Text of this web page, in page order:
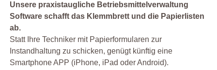
Unsere praxistaugliche Betriebsmittelverwaltung
Software schafft das Klemmbrett und die Papierlisten
ab.
Statt Ihre Techniker mit Papierformularen zur
Instandhaltung zu schicken, genügt künftig eine
Smartphone APP (iPhone, iPad oder Android).